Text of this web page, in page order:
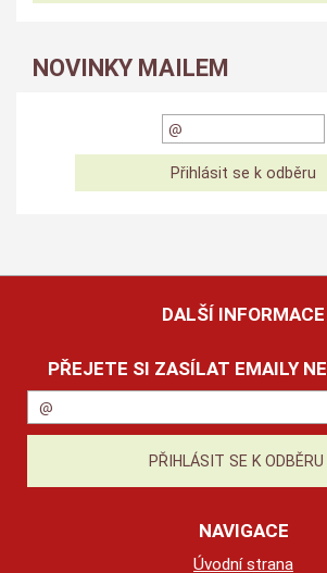
NOVINKY MAILEM
DALŠÍ INFORMACE
PŘEJETE SI ZASÍLAT EMAILY
NAVIGACE
Úvodní strana